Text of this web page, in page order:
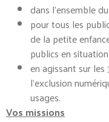
dans l’ensemble
pour tous les
de la petite
publics en
en agissant sur
l’exclusion
usages.
Vos missions